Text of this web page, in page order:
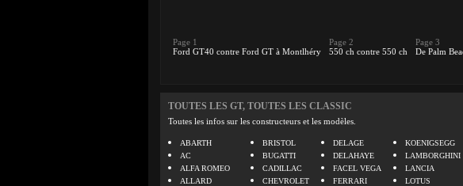
Page 1
Ford GT40 contre Ford GT à Montlhéry
Page 2
550 ch contre 550 ch
Page 3
De Palm
TOUTES LES GT, TOUTES LES CLASSIC
Toutes les infos sur les constructeurs et les modèles.
ABARTH
AC
ALFA ROMEO
ALLARD
BRISTOL
BUGATTI
CADILLAC
CHEVROLET
DELAGE
DELAHAYE
FACEL VEGA
FERRARI
KOENIGSEGG
LAMBORGHINI
LANCIA
LOTUS